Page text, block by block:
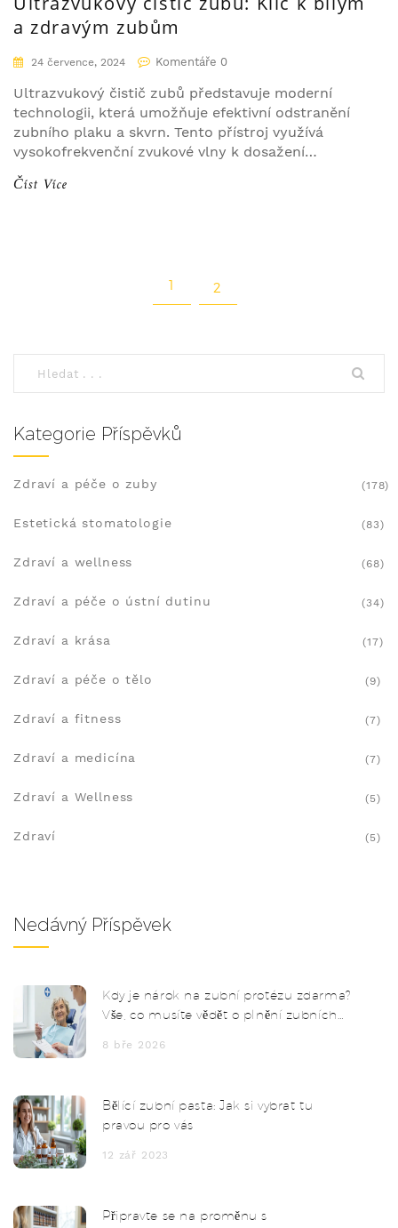
a zdravým zubům
24 července, 2024 Komentáře 0
Ultrazvukový čistič zubů představuje moderní
technologii, která umožňuje efektivní odstranění
zubního plaku a skvrn. Tento přístroj využívá
vysokofrekvenční zvukové vlny k dosažení
hloubkového čištění, což přispívá k bělejším a
zdravějším zubům. V článku se dozvíte, jak
Číst Více
1 2
Kategorie Příspěvků
Zdraví a péče o zuby (178)
Estetická stomatologie (83)
Zdraví a wellness (68)
Zdraví a péče o ústní dutinu (34)
Zdraví a krása (17)
Zdraví a péče o tělo (9)
Zdraví a fitness (7)
Zdraví a medicína (7)
Zdraví a Wellness (5)
Zdraví (5)
Nedávný Příspěvek
Kdy je nárok na zubní protézu zdarma?
Vše, co musíte vědět o plnění zubních
8 bře 2026
Bělící zubní pasta: Jak si vybrat tu
pravou pro vás
12 zář 2023
Připravte se na proměnu s